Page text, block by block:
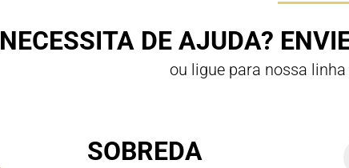
NECESSITA DE AJUDA?
ou ligue para nossa
SOBREDA